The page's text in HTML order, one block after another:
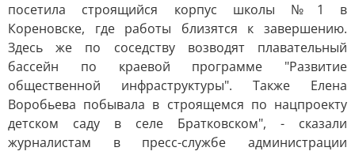
посетила строящийся корпус школы №1 в
Кореновске, где работы близятся к завершению.
Здесь же по соседству возводят плавательный
бассейн по краевой программе "Развитие
общественной инфраструктуры". Также Елена
Воробьева побывала в строящемся по нацпроекту
детском саду в селе Братковском", - сказали
журналистам в пресс-службе администрации